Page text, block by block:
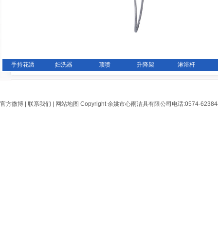
手持花洒 妇洗器 顶喷 升降架 淋浴杆
官方微博 联系我们 网站地图 Copyright 余姚市心雨洁具有限公司电话:0574-